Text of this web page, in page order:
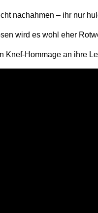
nachahmen – ihr nur
wird es wohl eher
Knef-Hommage an ihre